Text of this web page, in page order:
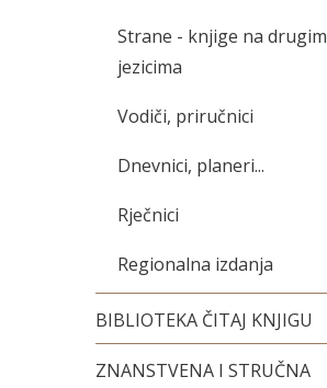
Strane - knjige na drugim
jezicima
Vodiči, priručnici
Dnevnici, planeri...
Rječnici
Regionalna izdanja
BIBLIOTEKA ČITAJ KNJIGU
ZNANSTVENA I STRUČNA